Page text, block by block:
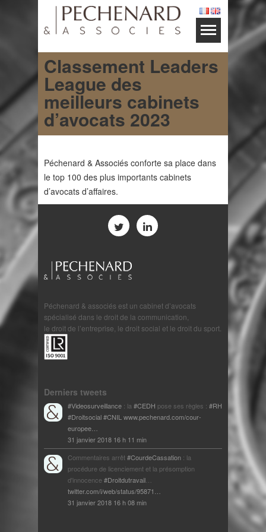
Classement Leaders
League des
meilleurs cabinets
d’avocats 2023
Péchenard & Associés conforte sa place dans
le top 100 des plus importants cabinets
d’avocats d’affaires.
Péchenard & associés est un cabinet d’avocats
spécialisé dans le droit de la communication,
le droit de l’entreprise, le droit social et le droit du sport.
Derniers tweets
#Videosurveillance : la#CEDH pose ses règles : #RH
#Droitsocial#CNILwww.pechenard.com/cour-
europee…
31 janvier 2018 16 h 11 min
Commentaires arrêt#CourdeCassation : la
procédure de licenciement et la présomption
d'innocence#Droitdutravail…
twitter.com/i/web/status/95871…
31 janvier 2018 16 h 08 min